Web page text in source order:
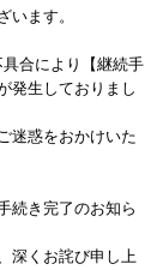
います。
合により【継続手
発生しておりまし
迷惑をおかけいた
続き完了のお知ら
深くお詫び申し上